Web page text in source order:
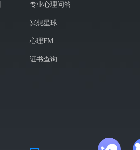
专业心理问答
冥想星球
心理FM
证书查询